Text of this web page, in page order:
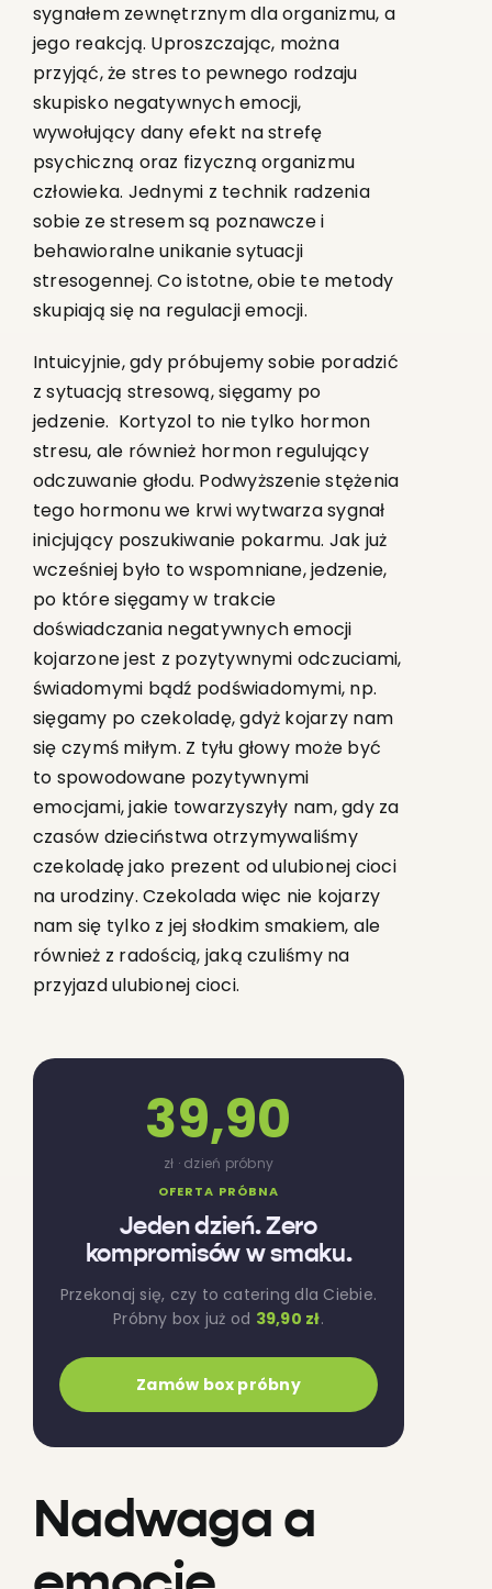
sygnałem zewnętrznym dla organizmu, a
jego reakcją. Uproszczając, można
przyjąć, że stres to pewnego rodzaju
skupisko negatywnych emocji,
wywołujący dany efekt na strefę
psychiczną oraz fizyczną organizmu
człowieka. Jednymi z technik radzenia
sobie ze stresem są poznawcze i
behawioralne unikanie sytuacji
stresogennej. Co istotne, obie te metody
skupiają się na regulacji emocji.
Intuicyjnie, gdy próbujemy sobie poradzić
z sytuacją stresową, sięgamy po
jedzenie. Kortyzol to nie tylko hormon
stresu, ale również hormon regulujący
odczuwanie głodu. Podwyższenie stężenia
tego hormonu we krwi wytwarza sygnał
inicjujący poszukiwanie pokarmu. Jak już
wcześniej było to wspomniane, jedzenie,
po które sięgamy w trakcie
doświadczania negatywnych emocji
kojarzone jest z pozytywnymi odczuciami,
świadomymi bądź podświadomymi, np.
sięgamy po czekoladę, gdyż kojarzy nam
się czymś miłym. Z tyłu głowy może być
to spowodowane pozytywnymi
emocjami, jakie towarzyszyły nam, gdy za
czasów dzieciństwa otrzymywaliśmy
czekoladę jako prezent od ulubionej cioci
na urodziny. Czekolada więc nie kojarzy
nam się tylko z jej słodkim smakiem, ale
również z radością, jaką czuliśmy na
przyjazd ulubionej cioci.
OFERTA PRÓBNA
Jeden dzień. Zero
kompromisów w smaku.
Przekonaj się, czy to catering dla Ciebie.
Próbny box już od 39,90 zł.
Zamów box próbny
39,90
zł · dzień próbny
Nadwaga a